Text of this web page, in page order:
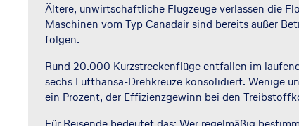
Ältere, unwirtschaftliche Flugzeuge verlassen die
Maschinen vom Typ Canadair sind bereits außer
folgen.
Rund 20.000 Kurzstreckenflüge entfallen im
sechs Lufthansa-Drehkreuze konsolidiert. Wenige
ein Prozent, der Effizienzgewinn bei den